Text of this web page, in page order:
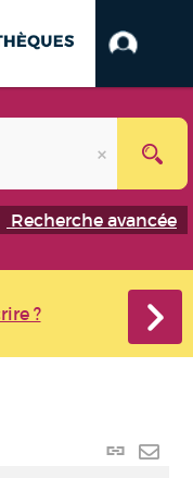
Recherche avancée
?
Lien